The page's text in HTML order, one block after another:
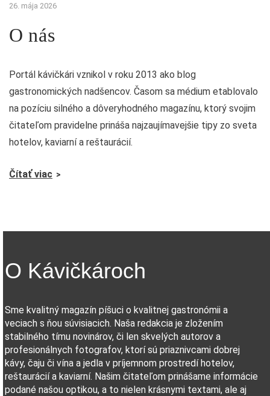
26. mája 2026
O nás
Portál kávičkári vznikol v roku 2013 ako blog
gastronomických nadšencov. Časom sa médium etablovalo
na pozíciu silného a dôveryhodného magazínu, ktorý svojim
čitateľom pravidelne prináša najzaujímavejšie tipy zo sveta
hotelov, kaviarní a reštaurácií.
Čítať viac
O Kávičkároch
Sme kvalitný magazín píšuci o kvalitnej gastronómii a
veciach s ňou súvisiacich. Naša redakcia je zložením
stabilného tímu novinárov, či len skvelých autorov a
profesionálnych fotografov, ktorí sú priaznivcami dobrej
kávy, čaju či vína a jedla v príjemnom prostredí hotelov,
reštaurácií a kaviarní. Našim čitateľom prinášame informácie
podané našou optikou, a to nielen krásnymi textami, ale aj